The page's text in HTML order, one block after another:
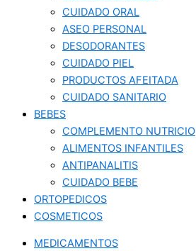
CUIDADO ORAL
ASEO PERSONAL
DESODORANTES
CUIDADO PIEL
PRODUCTOS AFEITADA
CUIDADO SANITARIO
BEBES
COMPLEMENTO NUTRICIO
ALIMENTOS INFANTILES
ANTIPANALITIS
CUIDADO BEBE
ORTOPEDICOS
COSMETICOS
MEDICAMENTOS